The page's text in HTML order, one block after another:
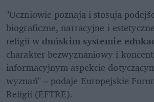
"Uczniowie poznają i stosują
biograficzne, narracyjne i
religii w duńskim systemie
charakter bezwyznaniowy i
informacyjnym aspekcie
wyznań" – podaje Europejskie
Religii (EFTRE).